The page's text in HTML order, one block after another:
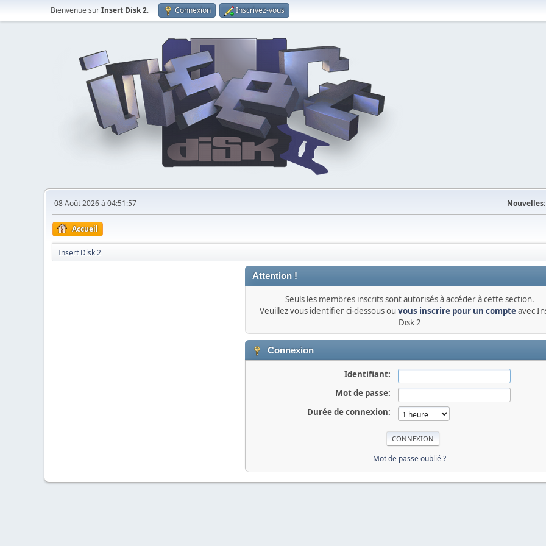
Bienvenue surInsert Disk 2. Connexion Inscrivez-vous
08 Août 2026 à 04:51:57 Nouvelles:
Accueil
Insert Disk 2
Attention !
Seuls les membres inscrits sont autorisés à accéder à cette section.
Veuillez vous identifier ci-dessous ou vous inscrire pour un compteavec
Disk 2
Connexion
Identifiant:
Mot de passe:
Durée de connexion:
Mot de passe oublié ?